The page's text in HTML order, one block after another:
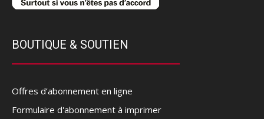
BOUTIQUE & SOUTIEN
Offres d’abonnement en ligne
Formulaire d'abonnement à imprimer